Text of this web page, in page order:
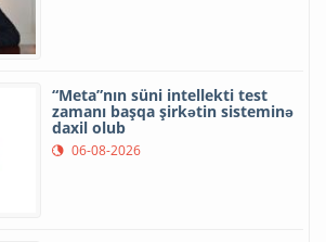
“Meta”nın süni intellekti test
zamanı başqa şirkətin sisteminə
daxil olub
06-08-2026